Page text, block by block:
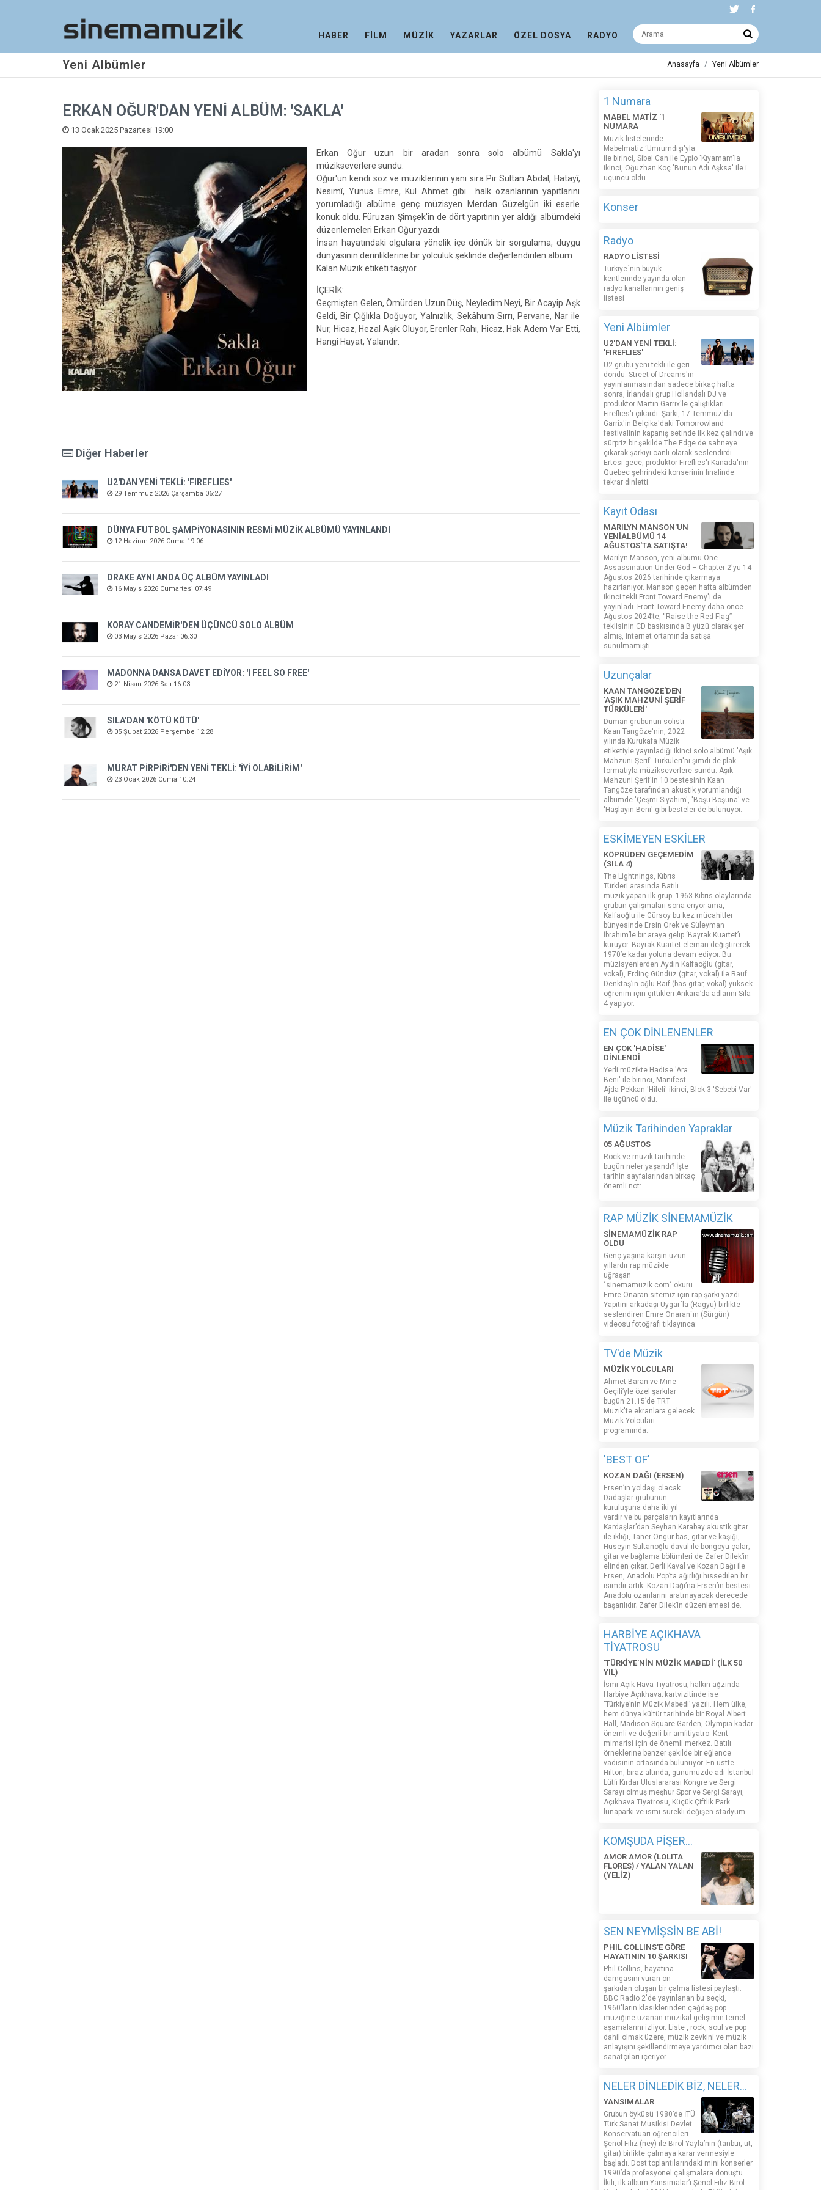
HABER FİLM MÜZİK YAZARLAR ÖZEL DOSYA RADYO
Yeni Albümler Anasayfa Yeni Albümler
ERKAN OĞUR'DAN YENİ ALBÜM: 'SAKLA'
13 Ocak 2025 Pazartesi 19:00
Erkan Oğur uzun bir aradan sonra solo albümü Sakla'yı
müzikseverlere sundu.
Oğur'un kendi söz ve müziklerinin yanı sıra Pir Sultan Abdal, Hatayî,
Nesimî, Yunus Emre, Kul Ahmet gibi halk ozanlarının yapıtlarını
yorumladığı albüme genç müzisyen Merdan Güzelgün iki eserle
konuk oldu. Füruzan Şimşek'in de dört yapıtının yer aldığı albümdeki
düzenlemeleri Erkan Oğur yazdı.
İnsan hayatındaki olgulara yönelik içe dönük bir sorgulama, duygu
dünyasının derinliklerine bir yolculuk şeklinde değerlendirilen albüm
Kalan Müzik etiketi taşıyor.
İÇERİK:
Geçmişten Gelen, Ömürden Uzun Düş, Neyledim Neyi, Bir Acayip Aşk
Geldi, Bir Çığlıkla Doğuyor, Yalnızlık, Sekâhum Sırrı, Pervane, Nar ile
Nur, Hicaz, Hezal Aşık Oluyor, Erenler Rahı, Hicaz, Hak Adem Var Etti,
Hangi Hayat, Yalandır.
Diğer Haberler
U2'DAN YENİ TEKLİ: 'FIREFLIES'
29 Temmuz 2026 Çarşamba 06:27
DÜNYA FUTBOL ŞAMPİYONASININ RESMİ MÜZİK ALBÜMÜ YAYINLANDI
12 Haziran 2026 Cuma 19:06
DRAKE AYNI ANDA ÜÇ ALBÜM YAYINLADI
16 Mayıs 2026 Cumartesi 07:49
KORAY CANDEMİR'DEN ÜÇÜNCÜ SOLO ALBÜM
03 Mayıs 2026 Pazar 06:30
MADONNA DANSA DAVET EDİYOR: 'I FEEL SO FREE'
21 Nisan 2026 Salı 16:03
SILA'DAN 'KÖTÜ KÖTÜ'
05 Şubat 2026 Perşembe 12:28
MURAT PİRPİRİ'DEN YENİ TEKLİ: 'İYİ OLABİLİRİM'
23 Ocak 2026 Cuma 10:24
1 Numara
MABEL MATİZ '1
NUMARA
Müzik listelerinde
Mabelmatiz ‘Umrumdışı'yla
ile birinci, Sibel Can ile Eypio 'Kıyamam'la
ikinci, Oğuzhan Koç 'Bunun Adı Aşksa' ile i
üçüncü oldu.
Konser
Radyo
RADYO LİSTESİ
Türkiye´nin büyük
kentlerinde yayında olan
radyo kanallarının geniş
listesi
Yeni Albümler
U2'DAN YENİ TEKLİ:
'FIREFLIES'
U2 grubu yeni tekli ile geri
döndü. Street of Dreams'in
yayınlanmasından sadece birkaç hafta
sonra, İrlandalı grup Hollandalı DJ ve
prodüktör Martin Garrix'le çalıştıkları
Fireflies'ı çıkardı. Şarkı, 17 Temmuz'da
Garrix'in Belçika'daki Tomorrowland
festivalinin kapanış setinde ilk kez çalındı ​​ve
sürpriz bir şekilde The Edge de sahneye
çıkarak şarkıyı canlı olarak seslendirdi.
Ertesi gece, prodüktör Fireflies'ı Kanada'nın
Quebec şehrindeki konserinin finalinde
tekrar dinletti.
Kayıt Odası
MARILYN MANSON'UN
YENİALBÜMÜ 14
AĞUSTOS'TA SATIŞTA!
Marilyn Manson, yeni albümü One
Assassination Under God – Chapter 2'yu 14
Ağustos 2026 tarihinde çıkarmaya
hazırlanıyor. Manson geçen hafta albümden
ikinci tekli Front Toward Enemy'i de
yayınladı. Front Toward Enemy daha önce
Ağustos 2024’te, “Raise the Red Flag”
teklisinin CD baskısında B yüzü olarak şer
almış, internet ortamında satışa
sunulmamıştı.
Uzunçalar
KAAN TANGÖZE'DEN
'AŞIK MAHZUNİ ŞERİF
TÜRKÜLERİ'
Duman grubunun solisti
Kaan Tangöze'nin, 2022
yılında Kurukafa Müzik
etiketiyle yayınladığı ikinci solo albümü 'Aşık
Mahzuni Şerif' Türküleri'ni şimdi de plak
formatıyla müzikseverlere sundu. Aşık
Mahzuni Şerif'in 10 bestesinin Kaan
Tangöze tarafından akustik yorumlandığı
albümde 'Çeşmi Siyahım', 'Boşu Boşuna' ve
'Haşlayın Beni' gibi besteler de bulunuyor.
ESKİMEYEN ESKİLER
KÖPRÜDEN GEÇEMEDİM
(SILA 4)
The Lightnings, Kıbrıs
Türkleri arasında Batılı
müzik yapan ilk grup. 1963 Kıbrıs olaylarında
grubun çalışmaları sona eriyor ama,
Kalfaoğlu ile Gürsoy bu kez mücahitler
bünyesinde Ersin Örek ve Süleyman
İbrahim’le bir araya gelip ‘Bayrak Kuartet’i
kuruyor. Bayrak Kuartet eleman değiştirerek
1970’e kadar yoluna devam ediyor. Bu
müzisyenlerden Aydın Kalfaoğlu (gitar,
vokal), Erdinç Gündüz (gitar, vokal) ile Rauf
Denktaş’ın oğlu Raif (bas gitar, vokal) yüksek
öğrenim için gittikleri Ankara’da adlarını Sıla
4 yapıyor.
EN ÇOK DİNLENENLER
EN ÇOK 'HADİSE'
DİNLENDİ
Yerli müzikte Hadise 'Ara
Beni' ile birinci, Manifest-
Ajda Pekkan 'Hileli' ikinci, Blok 3 'Sebebi Var'
ile üçüncü oldu.
Müzik Tarihinden Yapraklar
05 AĞUSTOS
Rock ve müzik tarihinde
bugün neler yaşandı? İşte
tarihin sayfalarından birkaç
önemli not:
RAP MÜZİK SİNEMAMÜZİK
SİNEMAMÜZİK RAP
OLDU
Genç yaşına karşın uzun
yıllardır rap müzikle
uğraşan
´sinemamuzik.com´ okuru
Emre Onaran sitemiz için rap şarkı yazdı.
Yapıtını arkadaşı Uygar´la (Ragyu) birlikte
seslendiren Emre Onaran´ın (Sürgün)
videosu fotoğrafı tıklayınca:
TV'de Müzik
MÜZİK YOLCULARI
Ahmet Baran ve Mine
Geçili’yle özel şarkılar
bugün 21.15’de TRT
Müzik'te ekranlara gelecek
Müzik Yolcuları
programında.
'BEST OF'
KOZAN DAĞI (ERSEN)
Ersen’in yoldaşı olacak
Dadaşlar grubunun
kuruluşuna daha iki yıl
vardır ve bu parçaların kayıtlarında
Kardaşlar’dan Seyhan Karabay akustik gitar
ile ıklığı, Taner Öngür bas, gitar ve kaşığı,
Hüseyin Sultanoğlu davul ile bongoyu çalar;
gitar ve bağlama bölümleri de Zafer Dilek’in
elinden çıkar. Derli Kaval ve Kozan Dağı ile
Ersen, Anadolu Pop’ta ağırlığı hissedilen bir
isimdir artık. Kozan Dağı’na Ersen’in bestesi
Anadolu ozanlarını aratmayacak derecede
başarılıdır; Zafer Dilek’in düzenlemesi de.
HARBİYE AÇIKHAVA
TİYATROSU
'TÜRKİYE'NİN MÜZİK MABEDİ' (İLK 50
YIL)
İsmi Açık Hava Tiyatrosu; halkın ağzında
Harbiye Açıkhava; kartvizitinde ise
‘Türkiye’nin Müzik Mabedi’ yazılı. Hem ülke,
hem dünya kültür tarihinde bir Royal Albert
Hall, Madison Square Garden, Olympia kadar
önemli ve değerli bir amfitiyatro. Kent
mimarisi için de önemli merkez. Batılı
örneklerine benzer şekilde bir eğlence
vadisinin ortasında bulunuyor. En üstte
Hilton, biraz altında, günümüzde adı İstanbul
Lütfi Kırdar Uluslararası Kongre ve Sergi
Sarayı olmuş meşhur Spor ve Sergi Sarayı,
Açıkhava Tiyatrosu, Küçük Çiftlik Park
lunaparkı ve ismi sürekli değişen stadyum…
KOMŞUDA PİŞER...
AMOR AMOR (LOLITA
FLORES) / YALAN YALAN
(YELİZ)
SEN NEYMİŞSİN BE ABİ!
PHIL COLLINS'E GÖRE
HAYATININ 10 ŞARKISI
Phil Collins, hayatına
damgasını vuran on
şarkıdan oluşan bir çalma listesi paylaştı.
BBC Radio 2'de yayınlanan bu seçki,
1960'ların klasiklerinden çağdaş pop
müziğine uzanan müzikal gelişimin temel
aşamalarını izliyor. Liste , rock, soul ve pop
dahil olmak üzere, müzik zevkini ve müzik
anlayışını şekillendirmeye yardımcı olan bazı
sanatçıları içeriyor .
NELER DİNLEDİK BİZ, NELER...
YANSIMALAR
Grubun öyküsü 1980’de İTÜ
Türk Sanat Musikisi Devlet
Konservatuarı öğrencileri
Şenol Filiz (ney) ile Birol Yayla’nın (tanbur, ut,
gitar) birlikte çalmaya karar vermesiyle
başladı. Dost toplantılarındaki mini konserler
1990’da profesyonel çalışmalara dönüştü.
İkili, ilk albüm Yansımalar’ı Şenol Filiz-Birol